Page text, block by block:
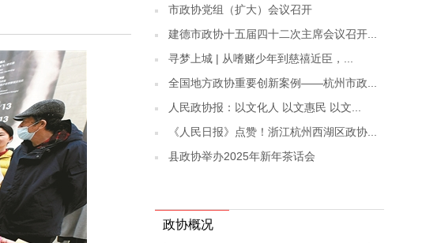
市政协党组（扩大）会议召开
建德市政协十五届四十二次主席会议召开...
寻梦上城 | 从嗜赌少年到慈禧近臣，...
全国地方政协重要创新案例——杭州市政...
人民政协报：以文化人 以文惠民 以文...
《人民日报》点赞！浙江杭州西湖区政协...
县政协举办2025年新年茶话会
政协概况